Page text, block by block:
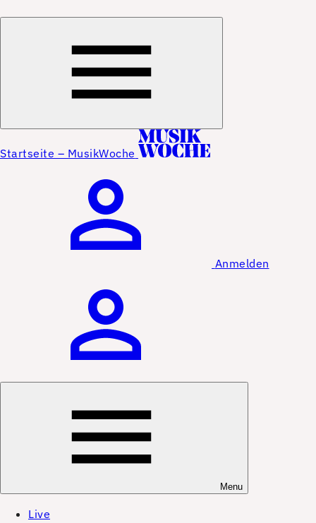
Startseite – MusikWoche
Anmelden
Menu
Live